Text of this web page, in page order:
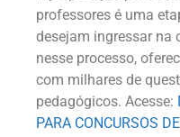
professores é uma
desejam ingressar na
nesse processo,
com milhares de
pedagógicos. Acesse:
PARA CONCURSOS